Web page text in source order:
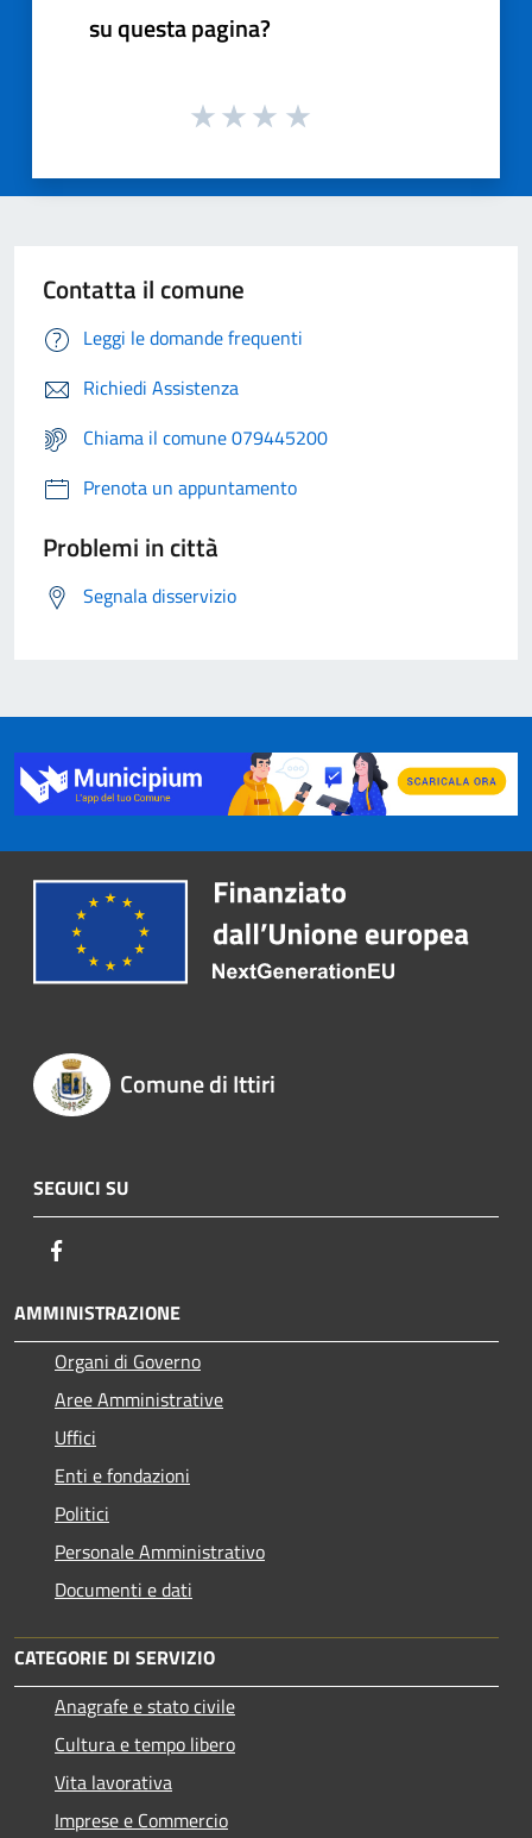
su questa pagina?
Contatta il comune
Leggi le domande frequenti
Richiedi Assistenza
Chiama il comune 079445200
Prenota un appuntamento
Problemi in città
Segnala disservizio
Comune di Ittiri
SEGUICI SU
AMMINISTRAZIONE
Organi di Governo
Aree Amministrative
Uffici
Enti e fondazioni
Politici
Personale Amministrativo
Documenti e dati
CATEGORIE DI SERVIZIO
Anagrafe e stato civile
Cultura e tempo libero
Vita lavorativa
Imprese e Commercio